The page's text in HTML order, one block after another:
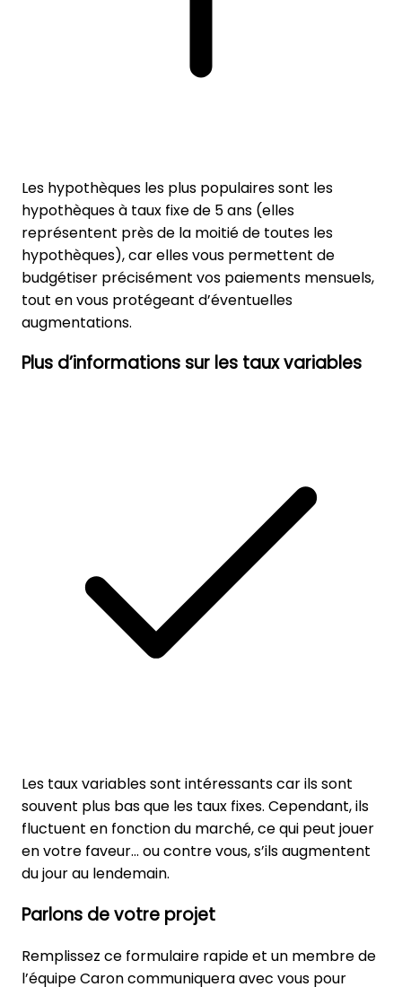
Les hypothèques les plus populaires sont les
hypothèques à taux fixe de 5 ans (elles
représentent près de la moitié de toutes les
hypothèques), car elles vous permettent de
budgétiser précisément vos paiements mensuels,
tout en vous protégeant d’éventuelles
augmentations.
Plus d’informations sur les taux variables
Les taux variables sont intéressants car ils sont
souvent plus bas que les taux fixes. Cependant, ils
fluctuent en fonction du marché, ce qui peut jouer
en votre faveur… ou contre vous, s’ils augmentent
du jour au lendemain.
Parlons de votre projet
Remplissez ce formulaire rapide et un membre de
l’équipe Caron communiquera avec vous pour